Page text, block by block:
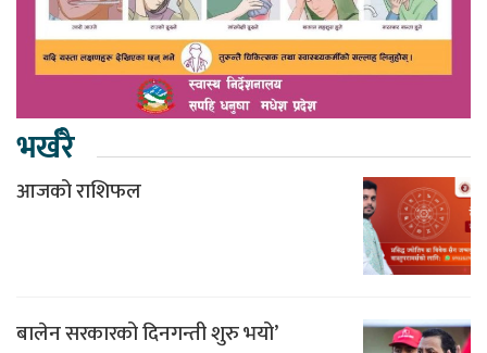
भर्खरै
आजको राशिफल
बालेन सरकारको दिनगन्ती शुरु भयो’